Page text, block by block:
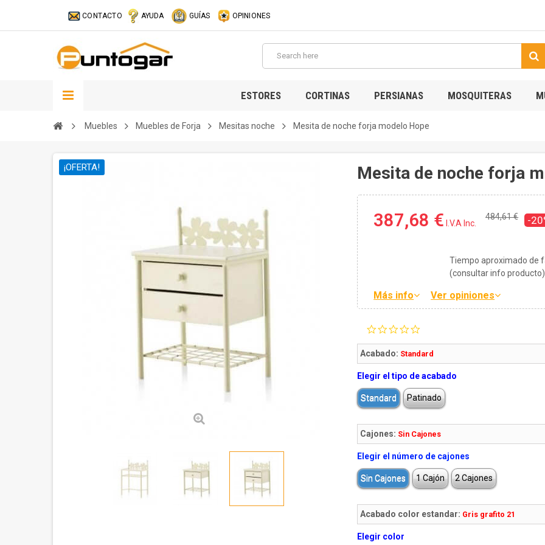
CONTACTO AYUDA GUÍAS OPINIONES
ESTORES CORTINAS PERSIANAS MOSQUITERAS
Muebles Muebles de Forja Mesitas noche Mesita de noche forja modelo Hope
¡OFERTA! Mesita de noche forja
387,68 € I.V.A Inc.
484,61 € -
Tiempo aproximado de
(consultar info producto)
Más info Ver opiniones
rating
Acabado: Standard
Elegir el tipo de acabado
Standard Patinado
Cajones: Sin Cajones
Elegir el número de cajones
Sin Cajones 1 Cajón 2 Cajones
Acabado color estandar: Gris grafito 21
Elegir color